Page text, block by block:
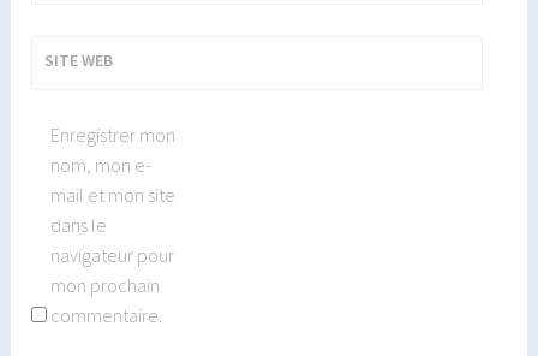
SITE WEB
Enregistrer mon
nom, mon e-
mail et mon site
dans le
navigateur pour
mon prochain
commentaire.